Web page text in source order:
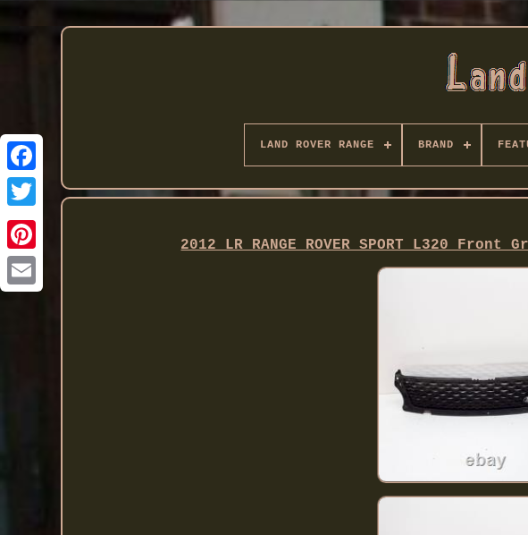
Twitter
LAND ROVER RANGE BRAND
2012 LR RANGE ROVER SPORT L320 Front